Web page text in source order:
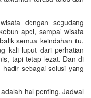
dengan segudang
apel, sampai wisata
semua keindahan itu,
kali luput dari perhatian
tapi tetap lezat. Dan di
hadir sebagai solusi yang
hal penting. Jadwal